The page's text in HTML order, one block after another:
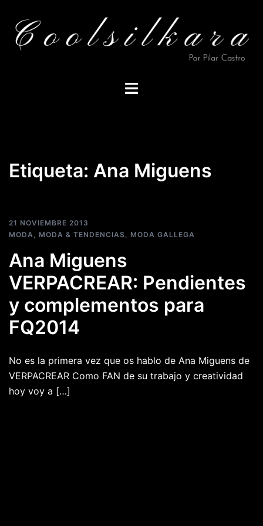
contenido
Alternar
Etiqueta: Ana Miguens
21 NOVIEMBRE 2013
MODA, MODA & TENDENCIAS , MODA GALLEGA
Ana Miguens
VERPACREAR: Pendientes
y complementos para
FQ2014
No es la primera vez que os hablo de Ana Miguens de
VERPACREAR Como FAN de su trabajo y creatividad
hoy voy a […]